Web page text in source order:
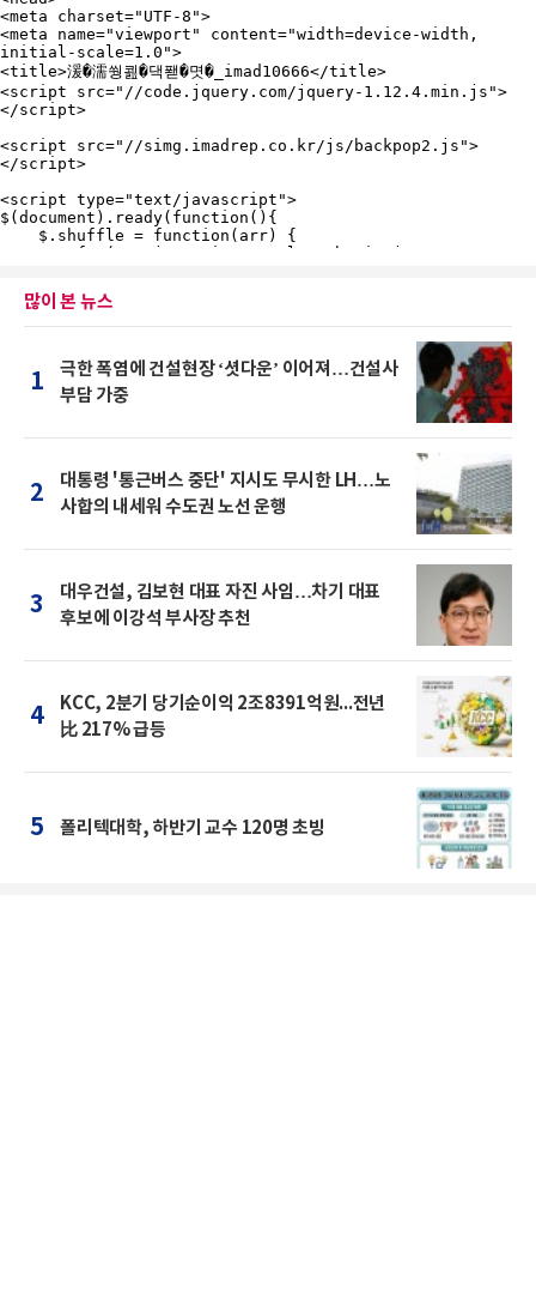
많이 본 뉴스
1
극한 폭염에 건설현장 ‘셧다운’ 이어져…건설사
부담 가중
2
대통령 '통근버스 중단' 지시도 무시한 LH…노
사합의 내세워 수도권 노선 운행
3
대우건설, 김보현 대표 자진 사임…차기 대표
후보에 이강석 부사장 추천
4
KCC, 2분기 당기순이익 2조8391억원...전년
比 217% 급등
5 폴리텍대학, 하반기 교수 120명 초빙